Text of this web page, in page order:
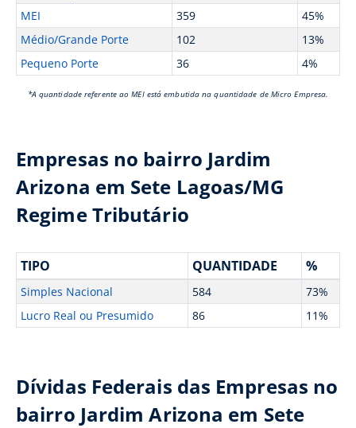
MEI
359
45%
Médio/Grande Porte
102
13%
Pequeno Porte
36 4%
*A quantidade referente ao MEI está embutida na quantidade de Micro Empresa.
Empresas no bairro Jardim
Arizona em Sete Lagoas/MG
Regime Tributário
TIPO QUANTIDADE %
Simples Nacional 584
73%
Lucro Real ou Presumido
86 11%
Dívidas Federais das Empresas no
bairro Jardim Arizona em Sete